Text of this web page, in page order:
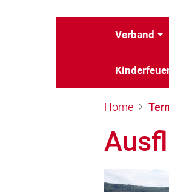
Verband
Home